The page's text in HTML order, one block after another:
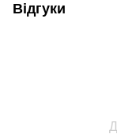
Відгуки